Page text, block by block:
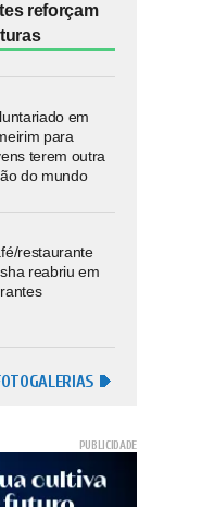
reforçam
em
para
terem outra
do mundo
restaurante
reabriu em